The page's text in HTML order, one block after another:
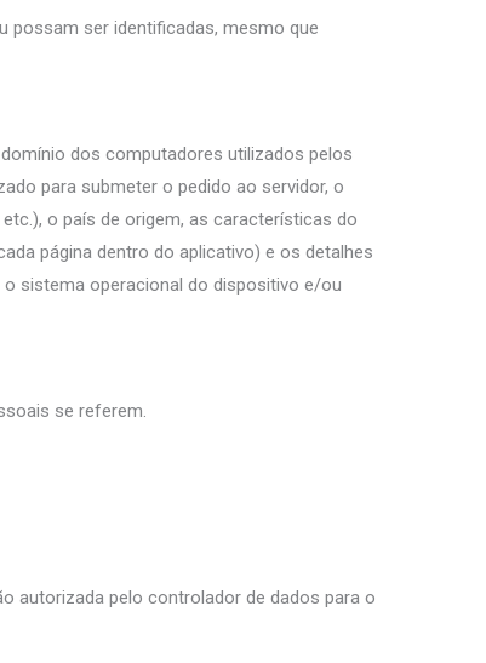
possam ser identificadas, mesmo que
dos computadores utilizados pelos
para submeter o pedido ao servidor, o
o país de origem, as características do
página dentro do aplicativo) e os detalhes
sistema operacional do dispositivo e/ou
se referem.
autorizada pelo controlador de dados para o